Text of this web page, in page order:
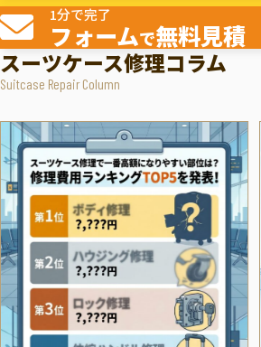
1分で完了
フォームで無料見積
スーツケース修理コラム
Suitcase Repair Column